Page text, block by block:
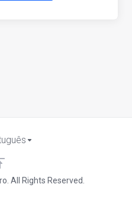
All Rights Reserved.